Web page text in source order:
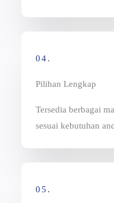
04.
Pilihan Lengkap
Tersedia berbagai
sesuai kebutuhan
05.